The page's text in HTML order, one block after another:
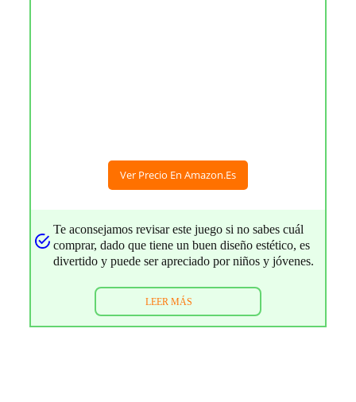
Ver Precio En Amazon.es
Te aconsejamos revisar este juego si no sabes cuál
comprar, dado que tiene un buen diseño estético, es
divertido y puede ser apreciado por niños y jóvenes.
LEER MÁS